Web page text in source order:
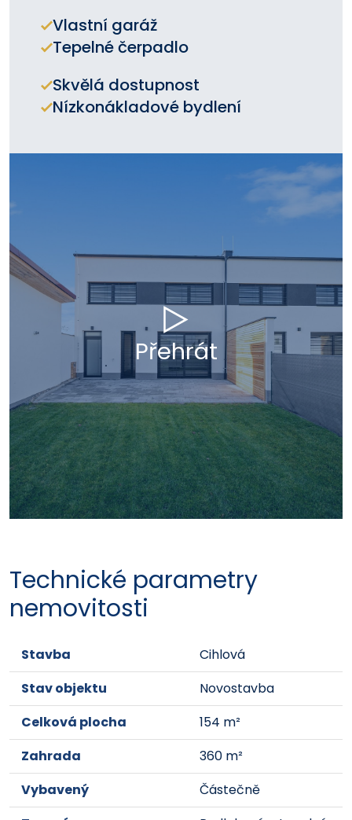
Vlastní garáž
Tepelné čerpadlo
Skvělá dostupnost
Nízkonákladové bydlení
Přehrát
Technické parametry
nemovitosti
Stavba
Cihlová
Stav objektu
Novostavba
Celková plocha
154 m²
Zahrada
360 m²
Vybavený
Částečně